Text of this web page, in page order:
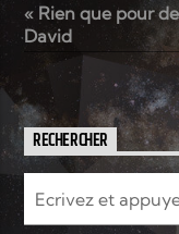
« Rien que pour
David
RECHERCHER